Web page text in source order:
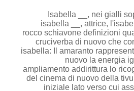
Isabella __, nei gialli
isabella __, attrice,
rocco schiavone definizioni
cruciverba di nuovo che
isabella: Il amaranto
nuovo la energia
ampliamento addirittura lo
del cinema di nuovo della
iniziale lato verso cui